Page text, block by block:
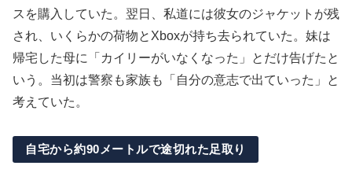
スを購入していた。翌日、私道には彼女のジャケットが残
され、いくらかの荷物とXboxが持ち去られていた。妹は
帰宅した母に「カイリーがいなくなった」とだけ告げたと
いう。当初は警察も家族も「自分の意志で出ていった」と
考えていた。
自宅から約90メートルで途切れた足取り